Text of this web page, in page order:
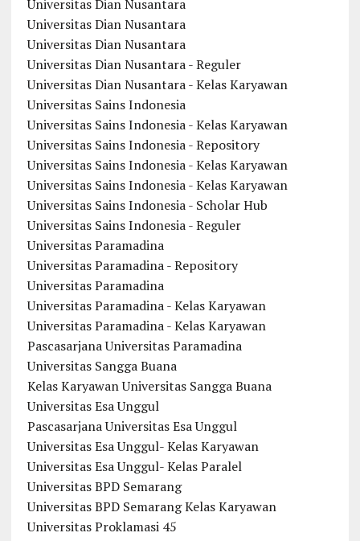
Universitas Dian Nusantara
Universitas Dian Nusantara
Universitas Dian Nusantara
Universitas Dian Nusantara - Reguler
Universitas Dian Nusantara - Kelas Karyawan
Universitas Sains Indonesia
Universitas Sains Indonesia - Kelas Karyawan
Universitas Sains Indonesia - Repository
Universitas Sains Indonesia - Kelas Karyawan
Universitas Sains Indonesia - Kelas Karyawan
Universitas Sains Indonesia - Scholar Hub
Universitas Sains Indonesia - Reguler
Universitas Paramadina
Universitas Paramadina - Repository
Universitas Paramadina
Universitas Paramadina - Kelas Karyawan
Universitas Paramadina - Kelas Karyawan
Pascasarjana Universitas Paramadina
Universitas Sangga Buana
Kelas Karyawan Universitas Sangga Buana
Universitas Esa Unggul
Pascasarjana Universitas Esa Unggul
Universitas Esa Unggul- Kelas Karyawan
Universitas Esa Unggul- Kelas Paralel
Universitas BPD Semarang
Universitas BPD Semarang Kelas Karyawan
Universitas Proklamasi 45